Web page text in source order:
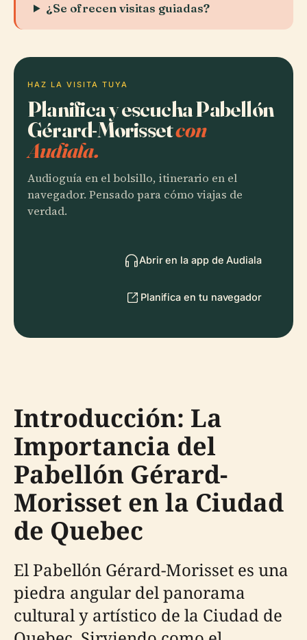
¿Se ofrecen visitas guiadas?
HAZ LA VISITA TUYA
Planifica y escucha Pabellón
Gérard-Morissetcon
Audiala.
Audioguía en el bolsillo, itinerario en el
navegador. Pensado para cómo viajas de
verdad.
Abrir en la app de Audiala
Planifica en tu navegador
Introducción: La
Importancia del
Pabellón Gérard-
Morisset en la Ciudad
de Quebec
El Pabellón Gérard-Morisset es una
piedra angular del panorama
cultural y artístico de la Ciudad de